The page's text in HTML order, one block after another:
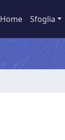
Home Sfoglia